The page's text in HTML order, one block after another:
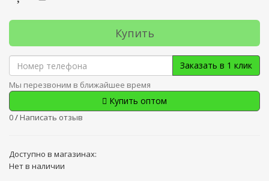
Купить
Заказать в 1 клик
Мы перезвоним в ближайшее время
Купить оптом
0/ Написать отзыв
Доступно в магазинах:
Нет в наличии